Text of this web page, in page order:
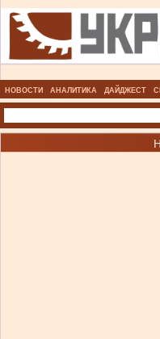
НОВОСТИ АНАЛИТИКА ДАЙДЖЕСТ